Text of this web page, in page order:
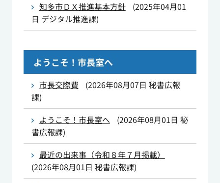
知多市ＤＸ推進基本方針
(2025年04月01
日 デジタル推進課)
ようこそ！市長室へ
市長交際費 (2026年08月07日 秘書広報
課)
ようこそ！市長室へ
(2026年08月01日 秘
書広報課)
最近の出来事（令和８年７月掲載）
(2026年08月01日 秘書広報課)